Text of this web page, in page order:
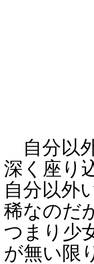
自分以
深く座り
自分以外
稀なのだ
つまり少
が無い限